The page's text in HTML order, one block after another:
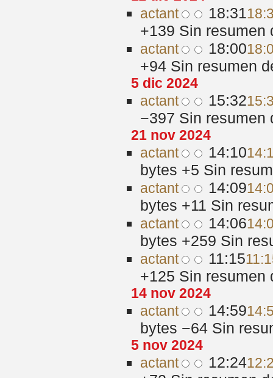
actant 18:31
+139 Sin resumen
actant 18:00
+94 Sin resumen
5 dic 2024
actant 15:32
−397 Sin resumen
21 nov 2024
actant 14:10
bytes +5 Sin
actant 14:09
bytes +11 Sin
actant 14:06
bytes +259 Sin
actant 11:15
+125 Sin resumen
14 nov 2024
actant 14:59
bytes −64 Sin
5 nov 2024
actant 12:24